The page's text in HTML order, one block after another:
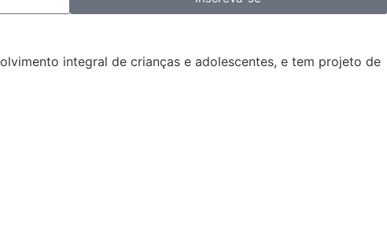
integral de crianças e adolescentes, e tem projeto de